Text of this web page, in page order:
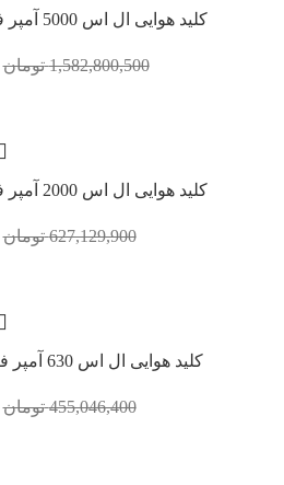
کلید هوایی ال اس 5000 آمپر فیکس سری متاسل موتور دار
1,582,800,500 تومان
کلید هوایی ال اس 2000 آمپر فیکس سری متاسل موتور دار
627,129,900 تومان
کلید هوایی ال اس 630 آمپر فیکس سری متاسل موتور دار
455,046,400 تومان